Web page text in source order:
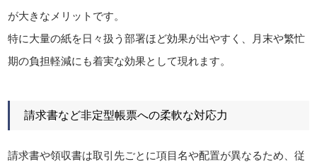
が大きなメリットです。
特に大量の紙を日々扱う部署ほど効果が出やすく、月末や繁忙
期の負担軽減にも着実な効果として現れます。
請求書など非定型帳票への柔軟な対応力
請求書や領収書は取引先ごとに項目名や配置が異なるため、従